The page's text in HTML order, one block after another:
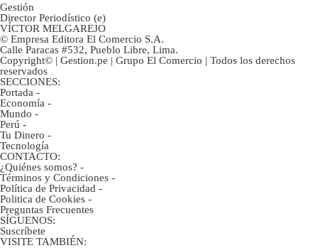
Gestión
Director Periodístico (e)
VÍCTOR MELGAREJO
© Empresa Editora El Comercio S.A.
Calle Paracas #532, Pueblo Libre, Lima.
Copyright© | Gestion.pe | Grupo El Comercio | Todos los derechos
reservados
SECCIONES:
Portada -
Economía -
Mundo -
Perú -
Tu Dinero -
Tecnología
CONTACTO:
¿Quiénes somos? -
Términos y Condiciones -
Política de Privacidad -
Politica de Cookies -
Preguntas Frecuentes
SÍGUENOS:
Suscríbete
VISITE TAMBIÉN: